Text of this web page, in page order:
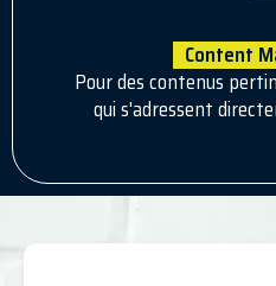
Content
Pour des contenus
qui s'adressent